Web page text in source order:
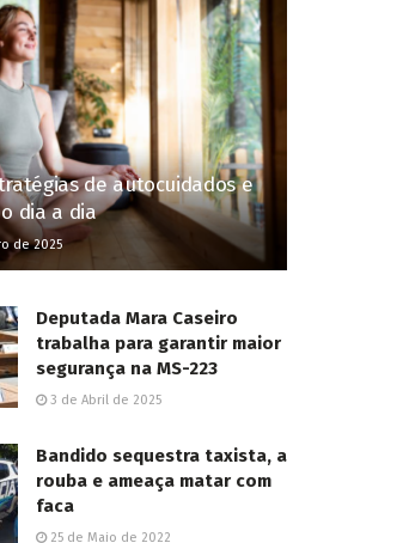
de autocuidados e
dia a dia
de 2025
Deputada Mara Caseiro
trabalha para garantir maior
segurança na MS-223
3 de Abril de 2025
Bandido sequestra taxista, a
rouba e ameaça matar com
faca
25 de Maio de 2022